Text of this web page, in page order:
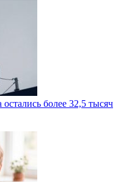
более 32,5 тысяч